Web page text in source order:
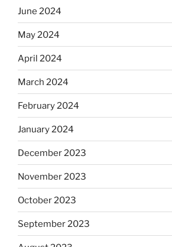
June 2024
May 2024
April 2024
March 2024
February 2024
January 2024
December 2023
November 2023
October 2023
September 2023